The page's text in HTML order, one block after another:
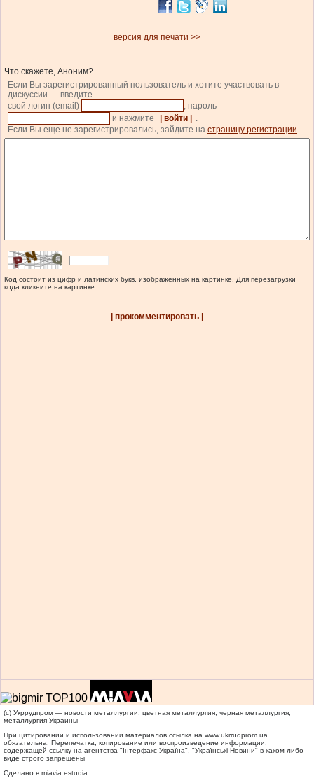
версия для печати >>
Что скажете, Аноним?
Если Вы зарегистрированный пользователь и хотите участвовать в
дискуссии — введите
свой логин (email)
, пароль
и нажмите
| войти |
.
Если Вы еще не зарегистрировались, зайдите на страницу регистрации.
Код состоит из цифр и латинских букв, изображенных на картинке. Для перезагрузки
кода кликните на картинке.
| прокомментировать |
(c) Укррудпром — новости металлургии: цветная металлургия, черная металлургия,
металлургия Украины
При цитировании и использовании материалов ссылка на www.ukrrudprom.ua
обязательна. Перепечатка, копирование или воспроизведение информации,
содержащей ссылку на агентства "Iнтерфакс-Україна", "Українськi Новини" в каком-либо
виде строго запрещены
Сделано в miavia estudia.